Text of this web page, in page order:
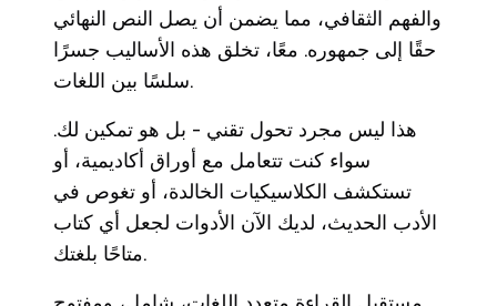
والفهم الثقافي، مما يضمن أن يصل النص النهائي
حقًا إلى جمهوره. معًا، تخلق هذه الأساليب جسرًا
سلسًا بين اللغات.
هذا ليس مجرد تحول تقني - بل هو تمكين لك.
سواء كنت تتعامل مع أوراق أكاديمية، أو
تستكشف الكلاسيكيات الخالدة، أو تغوص في
الأدب الحديث، لديك الآن الأدوات لجعل أي كتاب
متاحًا بلغتك.